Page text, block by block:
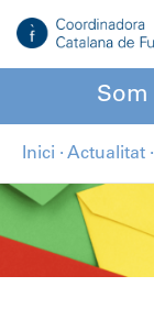
Som
Inici · Actualitat ·